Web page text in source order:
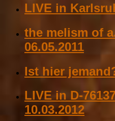
LIVE in
the melism of
06.05.2011
Ist hier
LIVE in D-
10.03.2012